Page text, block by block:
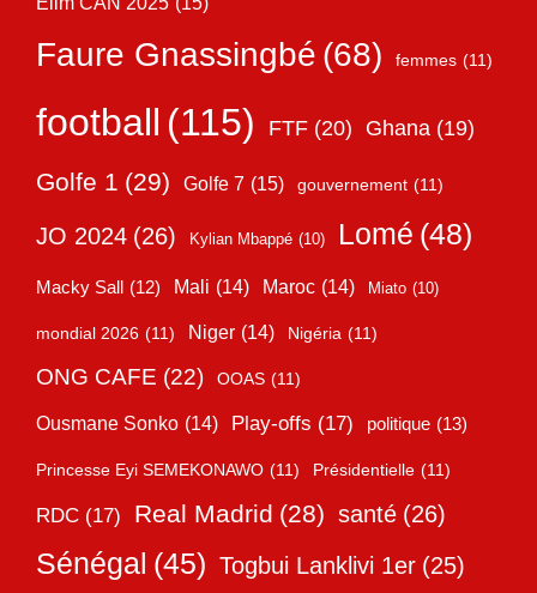
Faure Gnassingbé (68) femmes (11)
football (115) FTF (20) Ghana (19)
Golfe 1 (29) Golfe 7 (15) gouvernement (11)
JO 2024 (26) Kylian Mbappé (10) Lomé (48)
Macky Sall (12) Mali (14) Maroc (14) Miato (10)
mondial 2026 (11) Niger (14) Nigéria (11)
ONG CAFE (22) OOAS (11)
Ousmane Sonko (14) Play-offs (17) politique (13)
Princesse Eyi SEMEKONAWO (11) Présidentielle (11)
RDC (17) Real Madrid (28) santé (26)
Sénégal (45) Togbui Lanklivi 1er (25)